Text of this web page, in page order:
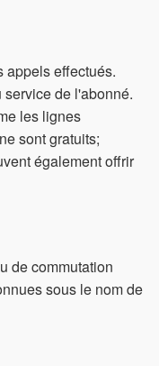
appels effectués.
de l'abonné.
les lignes
sont gratuits;
également offrir
de commutation
sous le nom de